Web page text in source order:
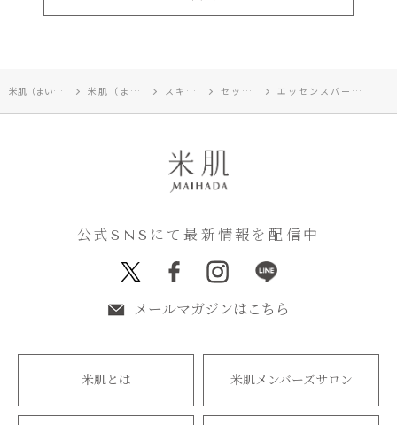
米肌（まいはだ）TOP 米肌（まいはだ） スキンケア セット商品 エッセンスバーム増量セット
公式SNSにて最新情報を配信中
メールマガジンはこちら
米肌とは 米肌メンバーズサロン